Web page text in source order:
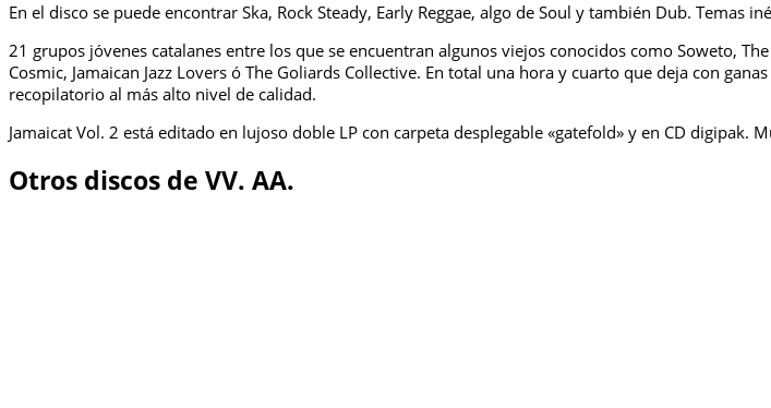
En el disco se puede encontrar Ska, Rock Steady, Early Reggae, algo de Soul y también Dub. Temas
21 grupos jóvenes catalanes entre los que se encuentran algunos viejos conocidos como Soweto,
Cosmic, Jamaican Jazz Lovers ó The Goliards Collective. En total una hora y cuarto que deja con
recopilatorio al más alto nivel de calidad.
Jamaicat Vol. 2 está editado en lujoso doble LP con carpeta desplegable «gatefold» y en CD
Otros discos de VV. AA.